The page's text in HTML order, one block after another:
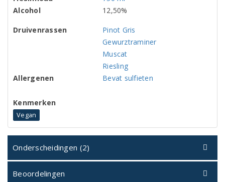
Alcohol
12,50%
Druivenrassen
Pinot Gris
Gewurztraminer
Muscat
Riesling
Allergenen
Bevat sulfieten
Kenmerken
Vegan
Onderscheidingen (2)
Beoordelingen